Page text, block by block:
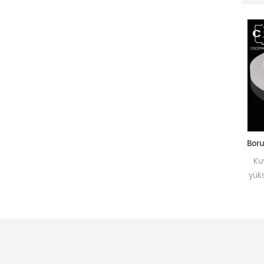
Kuvars flanş,
yüksek